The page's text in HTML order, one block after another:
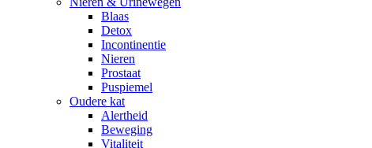
Blaas
Detox
Incontinentie
Nieren
Prostaat
Puspiemel
Oudere kat
Alertheid
Beweging
Vitaliteit